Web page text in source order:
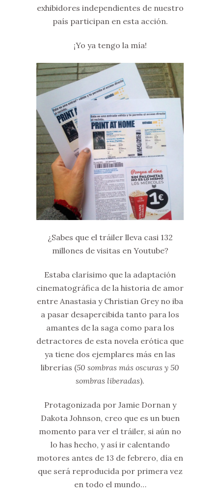
exhibidores independientes de nuestro
país participan en esta acción.
¡Yo ya tengo la mía!
¿Sabes que el tráiler lleva casi 132
millones de visitas en Youtube?
Estaba clarísimo que la adaptación
cinematográfica de la historia de amor
entre Anastasia y Christian Grey no iba
a pasar desapercibida tanto para los
amantes de la saga como para los
detractores de esta novela erótica que
ya tiene dos ejemplares más en las
librerías (50 sombras más oscuras y 50
sombras liberadas).
Protagonizada por Jamie Dornan y
Dakota Johnson, creo que es un buen
momento para ver el tráiler, si aún no
lo has hecho, y así ir calentando
motores antes de 13 de febrero, día en
que será reproducida por primera vez
en todo el mundo…